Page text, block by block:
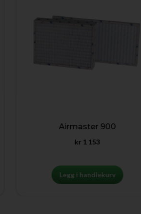
Airmaster 900
1 153
Legg i handlekurv